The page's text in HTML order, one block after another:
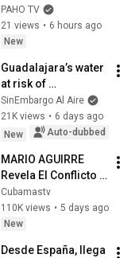
Americas -
Strengthening,
Preparedness and
PAHO TV
21 views • 6 hours ago
New
Guadalajara’s water
at risk of
privatization. By
Pedro Mellado
SinEmbargo Al Aire
21K views • 6 days ago
New
Auto-dubbed
MARIO AGUIRRE
Revela El Conflicto
Cubamastv
110K views • 5 days ago
New
Desde España, llega